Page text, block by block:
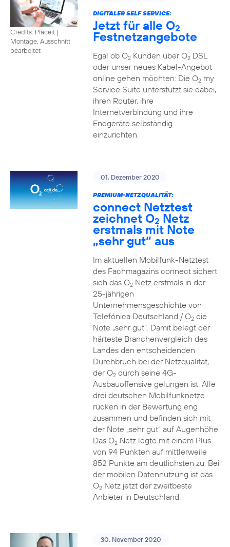
Credits: Placeit |
Montage, Ausschnitt
bearbeitet
DIGITALER SELF SERVICE:
Jetzt für alle O2
Festnetzangebote
Egal ob O2Kunden über O2DSL
oder unser neues Kabel-Angebot
online gehen möchten: Die O2my
Service Suite unterstützt sie dabei,
ihren Router, ihre
Internetverbindung und ihre
Endgeräte selbständig
einzurichten.
01. Dezember 2020
PREMIUM-NETZQUALITÄT:
connect Netztest
zeichnet O2 Netz
erstmals mit Note
„sehr gut“ aus
Im aktuellen Mobilfunk-Netztest
des Fachmagazins connect sichert
sich das O2Netz erstmals in der
25-jährigen
Unternehmensgeschichte von
Telefónica Deutschland / O2die
Note „sehr gut“. Damit belegt der
härteste Branchenvergleich des
Landes den entscheidenden
Durchbruch bei der Netzqualität,
der O2durch seine 4G-
Ausbauoffensive gelungen ist. Alle
drei deutschen Mobilfunknetze
rücken in der Bewertung eng
zusammen und befinden sich mit
der Note „sehr gut“ auf Augenhöhe.
Das O2Netz legte mit einem Plus
von 94 Punkten auf mittlerweile
852 Punkte am deutlichsten zu. Bei
der mobilen Datennutzung ist das
O2Netz jetzt der zweitbeste
Anbieter in Deutschland.
30. November 2020